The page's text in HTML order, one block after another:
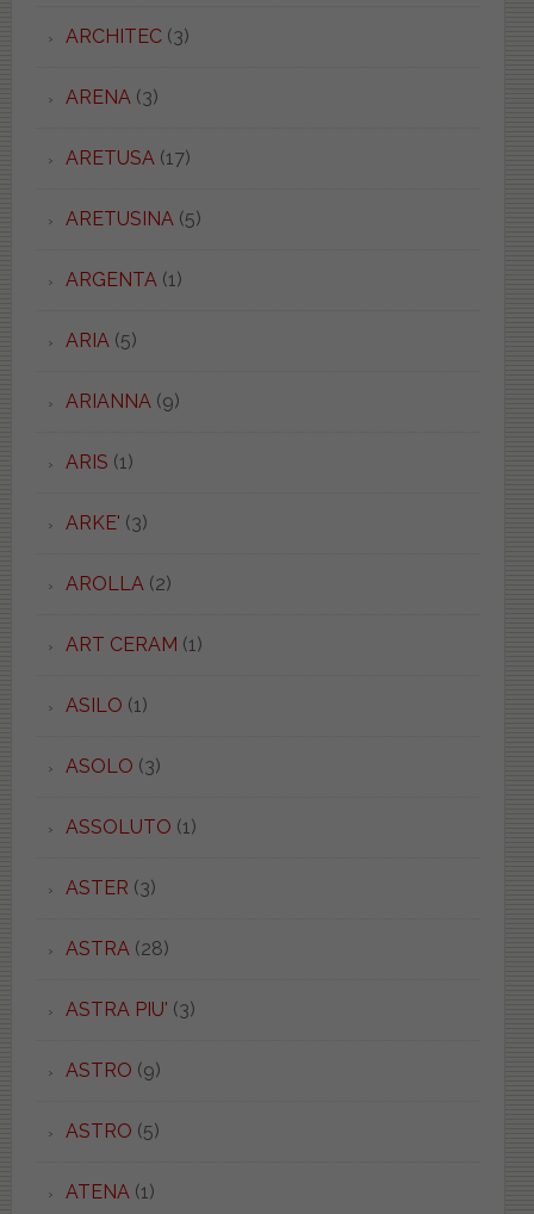
ARCHITEC(3)
ARENA(3)
ARETUSA(17)
ARETUSINA(5)
ARGENTA(1)
ARIA(5)
ARIANNA(9)
ARIS (1)
ARKE' (3)
AROLLA(2)
ART CERAM (1)
ASILO (1)
ASOLO (3)
ASSOLUTO (1)
ASTER (3)
ASTRA(28)
ASTRA PIU' (3)
ASTRO (9)
ASTRO (5)
ATENA(1)